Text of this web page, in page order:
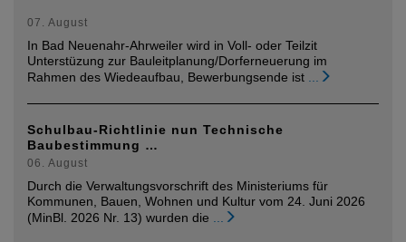
07. August
In Bad Neuenahr-Ahrweiler wird in Voll- oder Teilzit
Unterstüzung zur Bauleitplanung/Dorferneuerung im
Rahmen des Wiedeaufbau, Bewerbungsende ist
Schulbau-Richtlinie nun Technische
Baubestimmung …
06. August
Durch die Verwaltungsvorschrift des Ministeriums für
Kommunen, Bauen, Wohnen und Kultur vom 24. Juni 2026
(MinBl. 2026 Nr. 13) wurden die